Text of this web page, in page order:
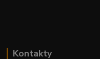
Kontakty